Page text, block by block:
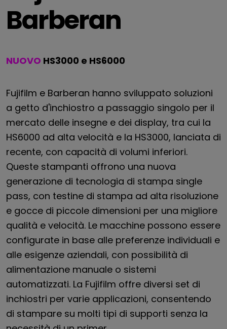
Barberan
NUOVO HS3000 e HS6000
Fujifilm e Barberan hanno sviluppato soluzioni
a getto d'inchiostro a passaggio singolo per il
mercato delle insegne e dei display, tra cui la
HS6000 ad alta velocità e la HS3000, lanciata di
recente, con capacità di volumi inferiori.
Queste stampanti offrono una nuova
generazione di tecnologia di stampa single
pass, con testine di stampa ad alta risoluzione
e gocce di piccole dimensioni per una migliore
qualità e velocità. Le macchine possono essere
configurate in base alle preferenze individuali e
alle esigenze aziendali, con possibilità di
alimentazione manuale o sistemi
automatizzati. La Fujifilm offre diversi set di
inchiostri per varie applicazioni, consentendo
di stampare su molti tipi di supporti senza la